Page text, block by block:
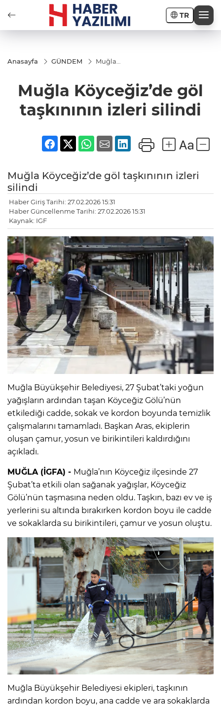
TR
Anasayfa GÜNDEM
Muğla
taşkınının
izleri silindi
Muğla Köyceğiz’de göl
taşkınının izleri silindi
Muğla Köyceğiz’de göl taşkınının izleri
silindi
Haber Giriş Tarihi: 27.02.2026 15:31
Haber Güncellenme Tarihi: 27.02.2026 15:31
Kaynak: IGF
Muğla Büyükşehir Belediyesi, 27 Şubat’taki yoğun
yağışların ardından taşan Köyceğiz Gölü’nün
etkilediği cadde, sokak ve kordon boyunda temizlik
çalışmalarını tamamladı. Başkan Aras, ekiplerin
oluşan çamur, yosun ve birikintileri kaldırdığını
açıkladı.
MUĞLA (İGFA) - Muğla’nın Köyceğiz ilçesinde 27
Şubat’ta etkili olan sağanak yağışlar, Köyceğiz
Gölü’nün taşmasına neden oldu. Taşkın, bazı ev ve iş
yerlerini su altında bırakırken kordon boyu ile cadde
ve sokaklarda su birikintileri, çamur ve yosun oluştu.
Muğla Büyükşehir Belediyesi ekipleri, taşkının
ardından kordon boyu, ana cadde ve ara sokaklarda